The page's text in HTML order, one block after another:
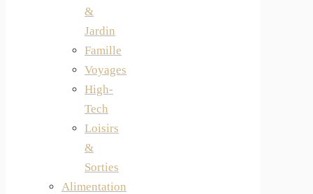
&
Jardin
Famille
Voyages
High-
Tech
Loisirs
&
Sorties
Alimentation